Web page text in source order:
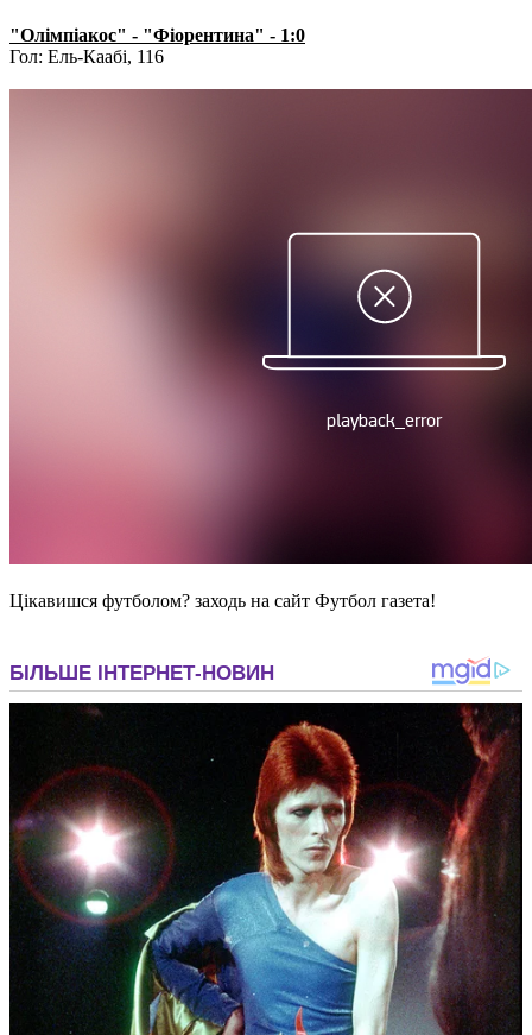
"Олімпіакос" - "Фіорентина" - 1:0
Гол: Ель-Каабі, 116
Цікавишся футболом? заходь на сайт Футбол газета!